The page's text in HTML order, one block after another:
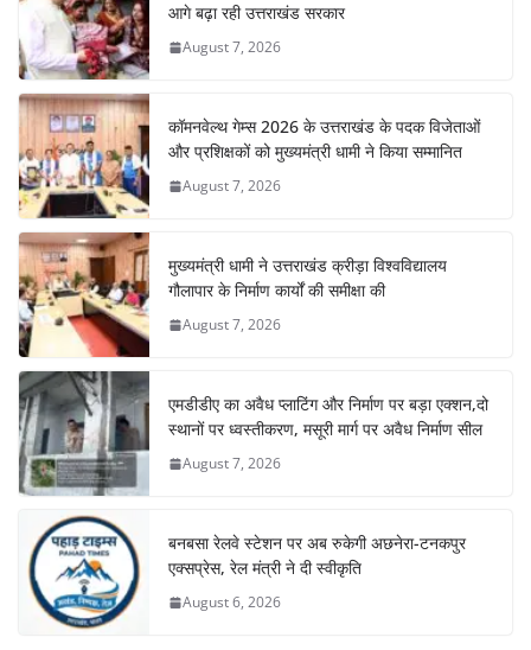
आगे बढ़ा रही उत्तराखंड सरकार
August 7, 2026
कॉमनवेल्थ गेम्स 2026 के उत्तराखंड के पदक विजेताओं
और प्रशिक्षकों को मुख्यमंत्री धामी ने किया सम्मानित
August 7, 2026
मुख्यमंत्री धामी ने उत्तराखंड क्रीड़ा विश्वविद्यालय
गौलापार के निर्माण कार्यों की समीक्षा की
August 7, 2026
एमडीडीए का अवैध प्लाटिंग और निर्माण पर बड़ा एक्शन,दो
स्थानों पर ध्वस्तीकरण, मसूरी मार्ग पर अवैध निर्माण सील
August 7, 2026
बनबसा रेलवे स्टेशन पर अब रुकेगी अछनेरा-टनकपुर
एक्सप्रेस, रेल मंत्री ने दी स्वीकृति
August 6, 2026